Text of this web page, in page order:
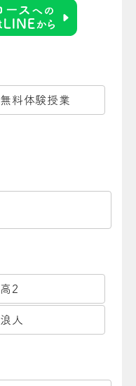
無料体験授業
高2
浪人